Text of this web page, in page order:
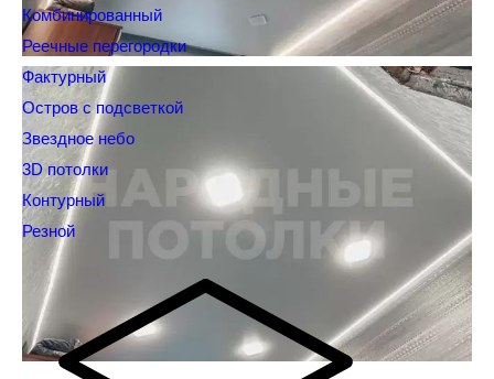
Комбинированный
Реечные перегородки
Фактурный
Остров с подсветкой
Звездное небо
3D потолки
Контурный
Резной